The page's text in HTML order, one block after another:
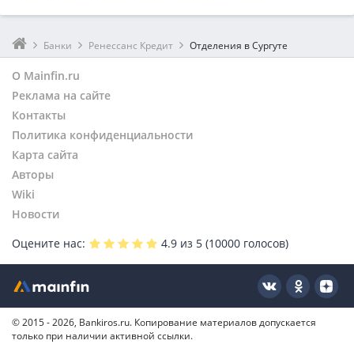
Банки Ренессанс Кредит Отделения в Сургуте
О Mainfin.ru
Реклама на сайте
Контакты
Политика конфиденциальности
Карта сайта
Авторы
Wiki
Новости
Оцените нас:
4.9 из 5 (10000 голосов)
© 2015 - 2026, Bankiros.ru. Копирование материалов допускается
только при наличии активной ссылки.